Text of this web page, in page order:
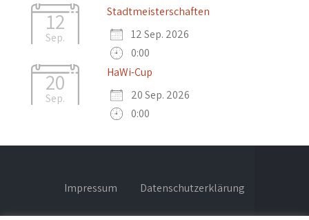
12
Sep.
Stadtmeisterschaften
12 Sep. 2026
0:00
20
Sep.
HaWi-Cup
20 Sep. 2026
0:00
Impressum Datenschutzerklärung